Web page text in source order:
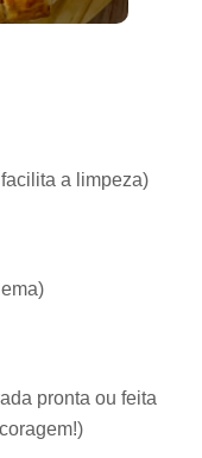
a limpeza)
pronta ou feita